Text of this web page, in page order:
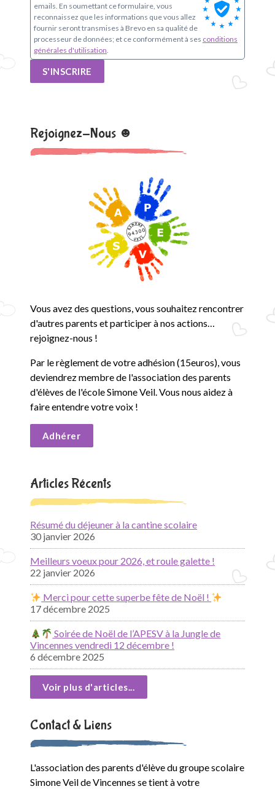
emails. En soumettant ce formulaire, vous
reconnaissez que les informations que vous allez
fournir seront transmises à Brevo en sa qualité de
processeur de données; et ce conformément à ses conditions
générales d'utilisation.
S'INSCRIRE
Rejoignez-Nous ☻
Vous avez des questions, vous souhaitez rencontrer
d'autres parents et participer à nos actions…
rejoignez-nous !
Par le règlement de votre adhésion (15euros), vous
deviendrez membre de l'association des parents
d'élèves de l'école Simone Veil. Vous nous aidez à
faire entendre votre voix !
Adhérer
Articles Récents
Résumé du déjeuner à la cantine scolaire
30 janvier 2026
Meilleurs voeux pour 2026, et roule galette !
22 janvier 2026
Merci pour cette superbe fête de Noël !
17 décembre 2025
Soirée de Noël de l’APESV à la Jungle de
Vincennes vendredi 12 décembre !
6 décembre 2025
Voir plus d'articles...
Contact & Liens
L'association des parents d'élève du groupe scolaire
Simone Veil de Vincennes se tient à votre